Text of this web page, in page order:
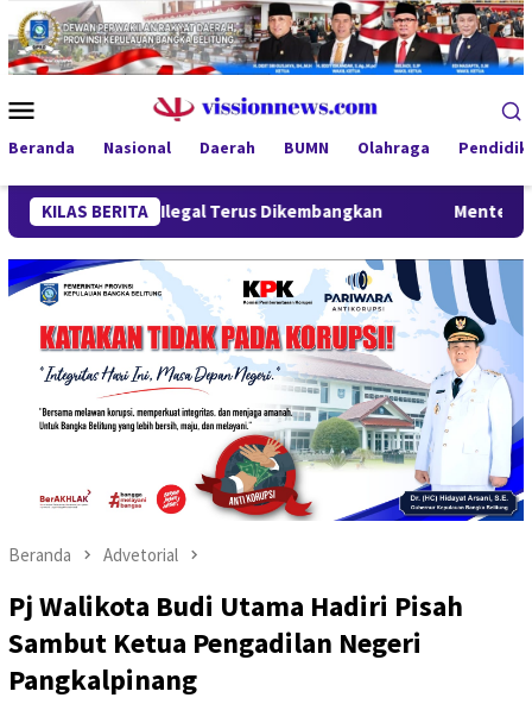
Loncat
ke
konten
Mobile
Beranda Nasional Daerah BUMN Olahraga
KILAS BERITA
Ilegal Terus Dikembangkan Menteri Wihaji Kunjungi
Beranda Advetorial
Pj Walikota Budi Utama Hadiri Pisah
Sambut Ketua Pengadilan Negeri
Pangkalpinang